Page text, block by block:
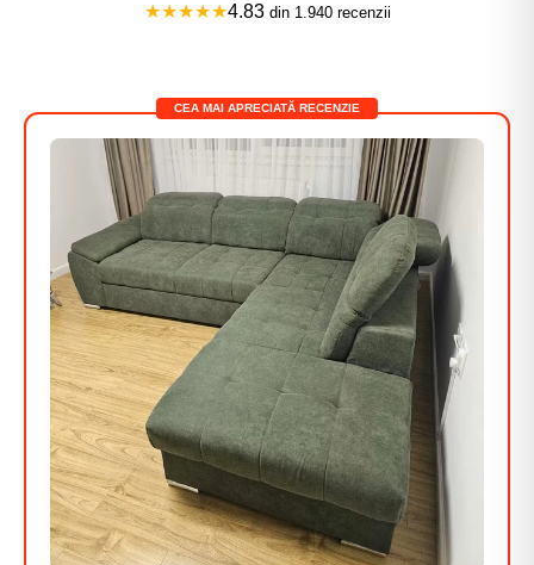
★★★★★4.83 din 1.940 recenzii
CEA MAI APRECIATĂ RECENZIE